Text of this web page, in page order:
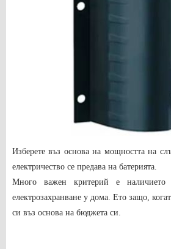
Изберете въз основа на мощността на
електричество се предава на батерията.
Много важен критерий е наличието
електрозахранване у дома. Ето защо,
си въз основа на бюджета си.